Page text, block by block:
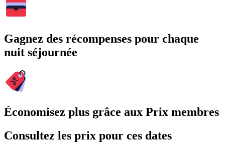
Gagnez des récompenses pour chaque
nuit séjournée
Économisez plus grâce aux Prix membres
Consultez les prix pour ces dates